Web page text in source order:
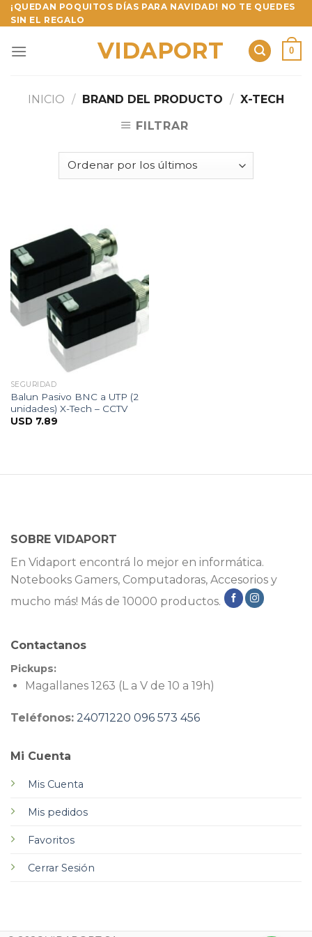
Skip
to
¡QUEDAN POQUITOS DÍAS PARA NAVIDAD! NO TE QUEDES
SIN EL REGALO
VIDAPORT 0
INICIO / BRAND DEL PRODUCTO / X-TECH
FILTRAR
SEGURIDAD
Balun Pasivo BNC a UTP (2
unidades) X-Tech – CCTV
USD 7.89
SOBRE VIDAPORT
En Vidaport encontrá lo mejor en informática.
Notebooks Gamers, Computadoras, Accesorios y
mucho más! Más de 10000 productos.
Mi Cuenta
Mis Cuenta
Mis pedidos
Favoritos
Cerrar Sesión
Contactanos
Pickups:
Magallanes 1263 (L a V de 10 a 19h)
Teléfonos: 24071220 096 573 456